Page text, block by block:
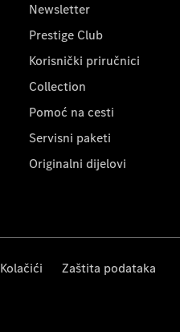
Newsletter
Prestige Club
Korisnički priručnici
Collection
Pomoć na cesti
Servisni paketi
Originalni dijelovi
Kolačići Zaštita podataka